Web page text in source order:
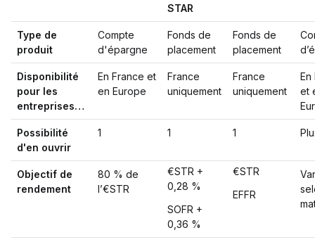
STAR
Type de
produit
Compte
d'épargne
Fonds de
placement
Fonds de
placement
Disponibilité
pour les
entreprises…
En France et
en Europe
France
uniquement
France
uniquement
En
et
Possibilité
d'en ouvrir
1 1 1
Objectif de
rendement
80 % de
l’€STR
€STR +
0,28 %
SOFR +
0,36 %
€STR
EFFR